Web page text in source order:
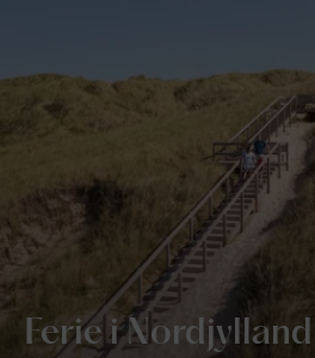
Ferie i Nordjylland